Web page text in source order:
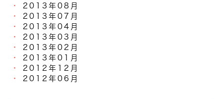
2013年08月
2013年07月
2013年04月
2013年03月
2013年02月
2013年01月
2012年12月
2012年06月